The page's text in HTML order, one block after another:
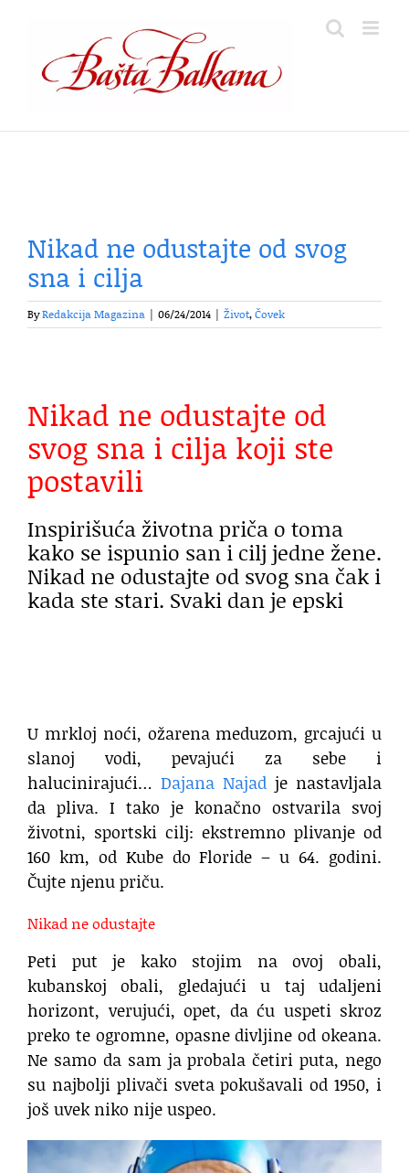
content
Nikad ne odustajte od svog
sna i cilja
ByRedakcija Magazina 06/24/2014 Život,Čovek
Nikad ne odustajte od
svog sna i cilja koji ste
postavili
Inspirišuća životna priča o toma
kako se ispunio san i cilj jedne žene.
Nikad ne odustajte od svog sna čak i
kada ste stari. Svaki dan je epski
U mrkloj noći, ožarena meduzom, grcajući u
slanoj vodi, pevajući za sebe i
halucinirajući… Dajana Najad je nastavljala
da pliva. I tako je konačno ostvarila svoj
životni, sportski cilj: ekstremno plivanje od
160 km, od Kube do Floride – u 64. godini.
Čujte njenu priču.
Nikad ne odustajte
Peti put je kako stojim na ovoj obali,
kubanskoj obali,
gledajući u taj udaljeni
horizont, verujući, opet, da ću uspeti skroz
preko te ogromne, opasne divljine od okeana.
Ne samo da sam ja probala četiri puta, nego
su najbolji plivači sveta pokušavali od 1950, i
još uvek niko nije uspeo.